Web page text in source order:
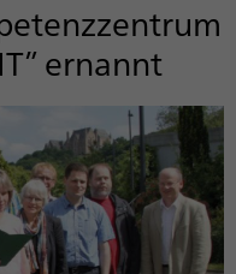
ernannt